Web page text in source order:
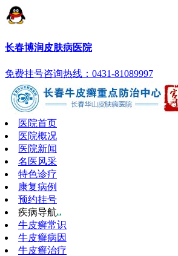
长春博润皮肤病医院
免费挂号咨询热线：0431-81089997
医院首页
医院概况
医院新闻
名医风采
特色诊疗
康复病例
预约挂号
疾病导航
牛皮癣常识
牛皮癣病因
牛皮癣治疗